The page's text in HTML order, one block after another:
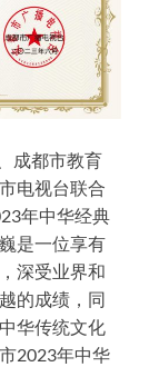
成都市教育
电视台联合
年中华经典
是一位享有
深受业界和
的成绩，同
华传统文化
2023年中华